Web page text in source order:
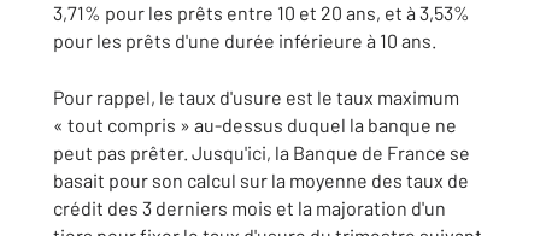
3,71% pour les prêts entre 10 et 20 ans, et à 3,53%
pour les prêts d'une durée inférieure à 10 ans.
Pour rappel, le taux d'usure est le taux maximum
« tout compris » au-dessus duquel la banque ne
peut pas prêter. Jusqu'ici, la Banque de France se
basait pour son calcul sur la moyenne des taux de
crédit des 3 derniers mois et la majoration d'un